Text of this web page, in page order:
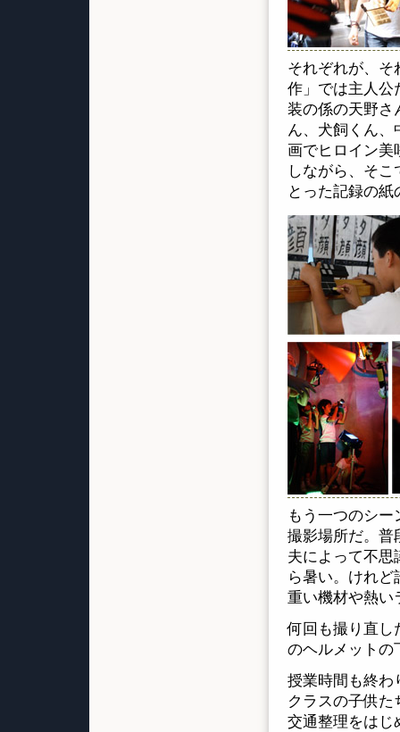
それぞれが、そ
作」では主人公
装の係の天野さ
ん、犬飼くん、
画でヒロイン美
しながら、そ
とった記録の
もう一つのシ
撮影場所だ。普
夫によって不思
ら暑い。けれ
重い機材や熱
何回も撮り直し
のヘルメットの
授業時間も終わ
クラスの子供
交通整理をはじ